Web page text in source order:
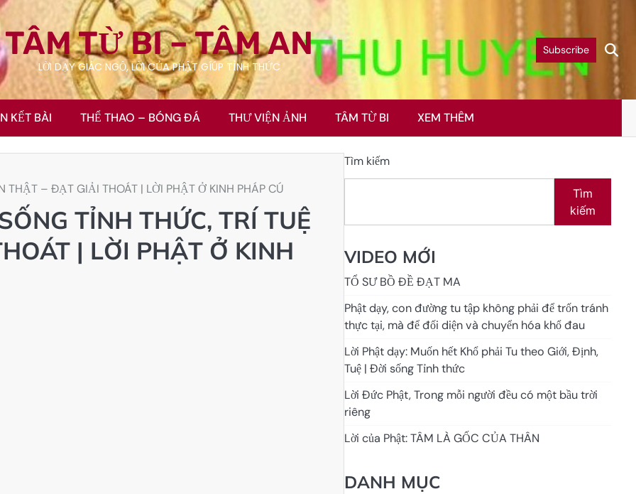
TÂM TỪ BI – TÂM AN
LỜI DẠY GIÁC NGỘ, LỜI CỦA PHẬT GÍÚP TỈNH THỨC
Subscribe
KẾT BÀI THỂ THAO – BÓNG ĐÁ THƯ VIỆN ẢNH TÂM TỪ BI XEM THÊM
THẬT – ĐẠT GIẢI THOÁT | LỜI PHẬT Ở KINH PHÁP CÚ
TỈNH THỨC, TRÍ TUỆ
| LỜI PHẬT Ở KINH
Tìm kiếm
Tìm
kiếm
VIDEO MỚI
TỔ SƯ BỒ ĐỀ ĐẠT MA
Phật dạy, con đường tu tập không phải để trốn tránh
thực tại, mà để đối diện và chuyển hóa khổ đau
Lời Phật dạy: Muốn hết Khổ phải Tu theo Giới, Định,
Tuệ | Đời sống Tỉnh thức
Lời Đức Phật, Trong mỗi người đều có một bầu trời
riêng
Lời của Phật: TÂM LÀ GỐC CỦA THÂN
DANH MỤC